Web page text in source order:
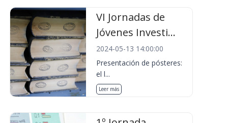
VI Jornadas de
Jóvenes Investi...
2024-05-13 14:00:00
Presentación de pósteres:
el l...
Leer más